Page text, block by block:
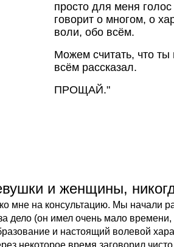
просто для меня голос
говорит о многом, о
воли, обо всём.
Можем считать, что
всём рассказал.
ПРОЩАЙ."
и женщины,
мне на консультацию. Мы начали
дело (он имел очень мало
и настоящий волевой
некоторое время заговорил